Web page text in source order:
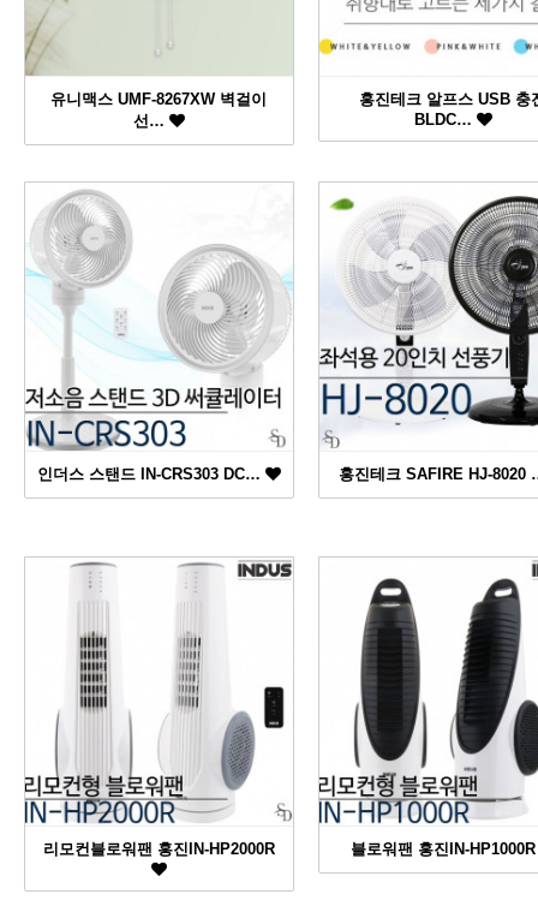
유니맥스 UMF-8267XW 벽걸이
선…
홍진테크 알프스 USB 충
BLDC…
인더스 스탠드 IN-CRS303 DC… 홍진테크 SAFIRE HJ-
리모컨블로워팬 홍진IN-HP2000R 블로워팬 홍진IN-